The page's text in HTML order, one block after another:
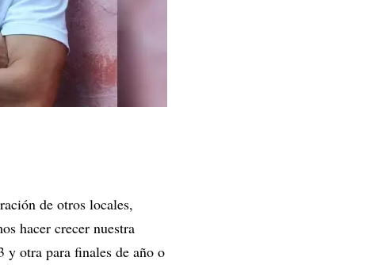
de otros locales,
hacer crecer nuestra
y otra para finales de año o